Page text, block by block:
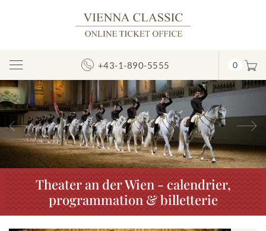
Afficher/masquer
la
navigation
+43-1-890-5555 0
Précédent
Theater an der Wien - calendrier,
programmation & billetterie